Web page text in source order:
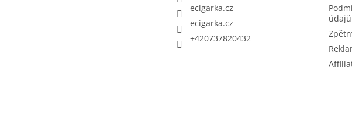
ecigarka.cz
ecigarka.cz
+420737820432
údajů